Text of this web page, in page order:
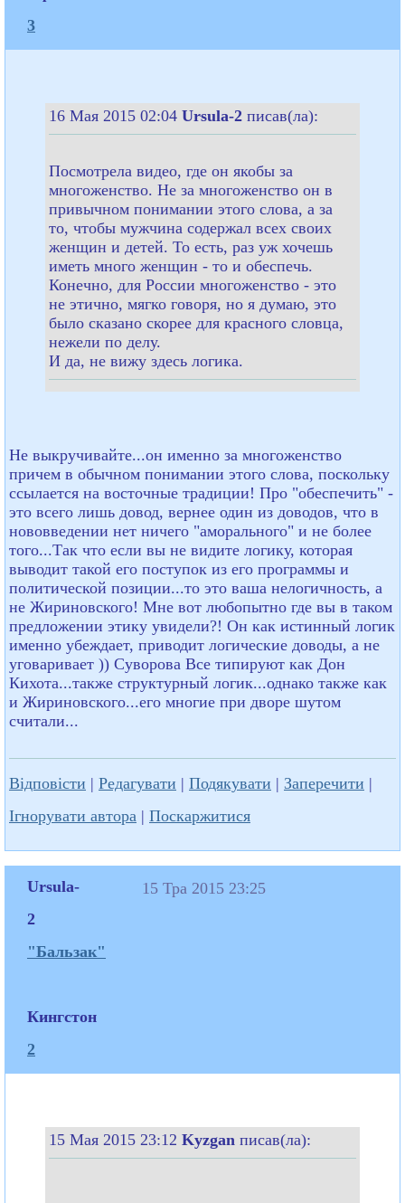
3
16 Мая 2015 02:04 Ursula-2 писав(ла):
Посмотрела видео, где он якобы за
многоженство. Не за многоженство он в
привычном понимании этого слова, а за
то, чтобы мужчина содержал всех своих
женщин и детей. То есть, раз уж хочешь
иметь много женщин - то и обеспечь.
Конечно, для России многоженство - это
не этично, мягко говоря, но я думаю, это
было сказано скорее для красного словца,
нежели по делу.
И да, не вижу здесь логика.
Не выкручивайте...он именно за многоженство
причем в обычном понимании этого слова, поскольку
ссылается на восточные традиции! Про "обеспечить" -
это всего лишь довод, вернее один из доводов, что в
нововведении нет ничего "аморального" и не более
того...Так что если вы не видите логику, которая
выводит такой его поступок из его программы и
политической позиции...то это ваша нелогичность, а
не Жириновского! Мне вот любопытно где вы в таком
предложении этику увидели?! Он как истинный логик
именно убеждает, приводит логические доводы, а не
уговаривает )) Суворова Все типируют как Дон
Кихота...также структурный логик...однако также как
и Жириновского...его многие при дворе шутом
считали...
Відповісти | Редагувати | Подякувати | Заперечити |
Ігнорувати автора | Поскаржитися
Ursula-
2
"Бальзак"
Кингстон
2
15 Тра 2015 23:25
15 Мая 2015 23:12 Kyzgan писав(ла):